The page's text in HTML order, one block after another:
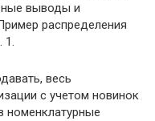
выводы и
распределения
1.
весь
с учетом новинок
номенклатурные